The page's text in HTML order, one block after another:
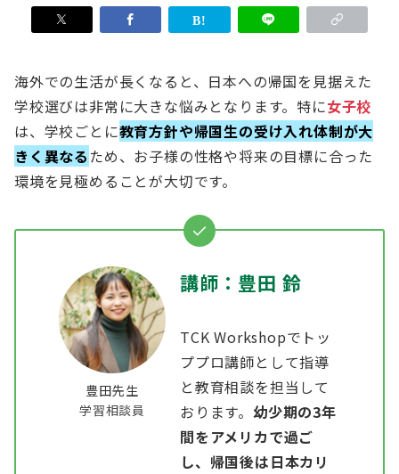
海外での生活が長くなると、日本への帰国を見据えた
学校選びは非常に大きな悩みとなります。特に女子校
は、学校ごとに教育方針や帰国生の受け入れ体制が大
きく異なる ため、お子様の性格や将来の目標に合った
環境を見極めることが大切です。
豊田先生
学習相談員
講師：豊田 鈴
TCK Workshopでトッ
ププロ講師として指導
と教育相談を担当して
おります。 幼少期の3年
間をアメリカで過ご
し、帰国後は日本カリ